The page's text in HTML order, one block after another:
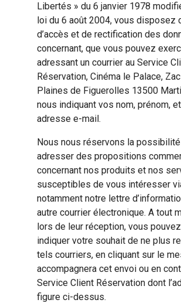
Libertés » du 6 janvier 1978
loi du 6 août 2004, vous disposez
d’accès et de rectification des
concernant, que vous pouvez
adressant un courrier au Service
Réservation, Cinéma le Palace,
Plaines de Figuerolles 13500
nous indiquant vos nom, prénom,
adresse e-mail.
Nous nous réservons la
adresser des propositions
concernant nos produits et nos
susceptibles de vous intéresser
notamment notre lettre
autre courrier électronique. A tout
lors de leur réception, vous
indiquer votre souhait de ne plus
tels courriers, en cliquant sur le
accompagnera cet envoi ou en
Service Client Réservation dont
figure ci-dessus.